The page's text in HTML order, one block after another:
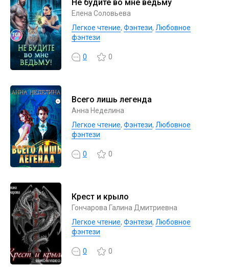
Не будите во мне ведьму
Елена Соловьева
Легкое чтение, Фэнтези, Любовное
фэнтези
0 0
Всего лишь легенда
Анна Неделина
Легкое чтение, Фэнтези, Любовное
фэнтези
0 0
Крест и крыло
Гончарова Галина Дмитриевна
Легкое чтение, Фэнтези, Любовное
фэнтези
0 0